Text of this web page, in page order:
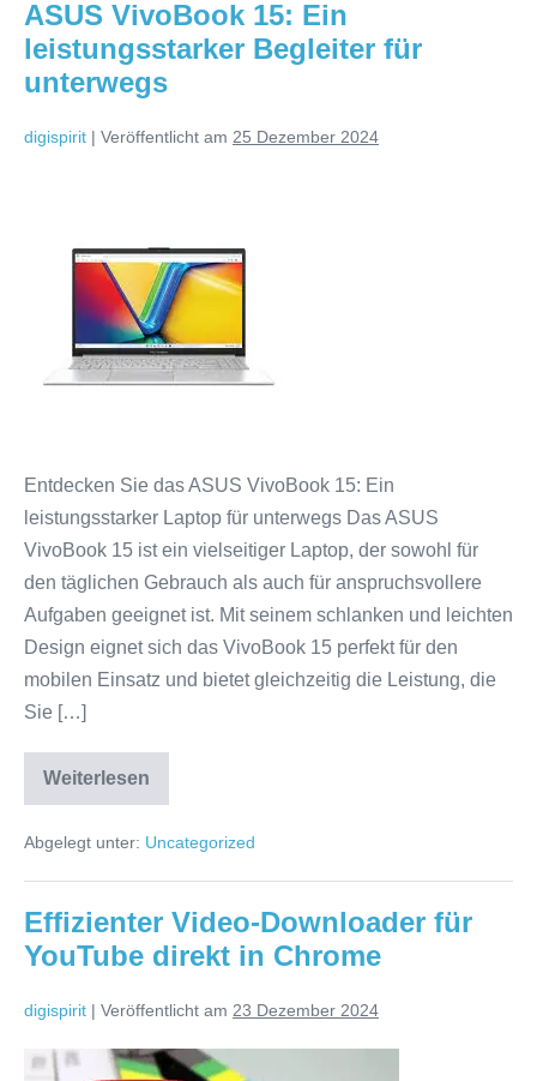
ASUS VivoBook 15: Ein
leistungsstarker Begleiter für
unterwegs
digispirit | Veröffentlicht am 25 Dezember 2024
Vielseitigkeit
ASUS
VivoBook
leistungsstarker
Begleiter
für
unterwegs
Entdecken Sie das ASUS VivoBook 15: Ein
leistungsstarker Laptop für unterwegs Das ASUS
VivoBook 15 ist ein vielseitiger Laptop, der sowohl für
den täglichen Gebrauch als auch für anspruchsvollere
Aufgaben geeignet ist. Mit seinem schlanken und leichten
Design eignet sich das VivoBook 15 perfekt für den
mobilen Einsatz und bietet gleichzeitig die Leistung, die
Sie […]
Weiterlesen
Entdecken
Sie
Vielseitigkeit
ASUS
15:
leistungsstarker
unterwegs
Abgelegt unter: Uncategorized
Effizienter Video-Downloader für
YouTube direkt in Chrome
digispirit | Veröffentlicht am 23 Dezember 2024
Effizienter